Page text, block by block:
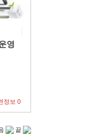
영
정보 0
끝